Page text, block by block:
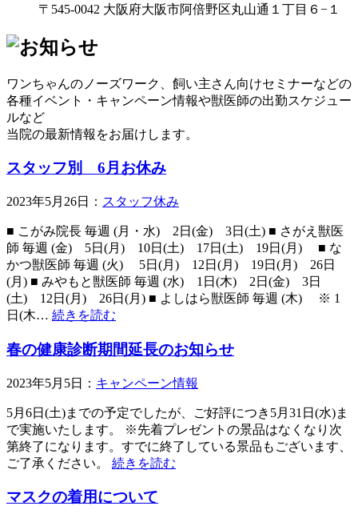
〒545-0042 大阪府大阪市阿倍野区丸山通１丁目６−１
ワンちゃんのノーズワーク、飼い主さん向けセミナーなどの
各種イベント・キャンペーン情報や獣医師の出勤スケジュー
ルなど
当院の最新情報をお届けします。
スタッフ別 6月お休み
2023年5月26日： スタッフ休み
■ こがみ院長 毎週 (月・水) 2日(金) 3日(土) ■ さがえ獣医
師 毎週 (金) 5日(月) 10日(土) 17日(土) 19日(月) ■ な
かつ獣医師 毎週 (火) 5日(月) 12日(月) 19日(月) 26日
(月) ■ みやもと獣医師 毎週 (水) 1日(木) 2日(金) 3日
(土) 12日(月) 26日(月) ■ よしはら獣医師 毎週 (木) ※ 1
日(木… 続きを読む
春の健康診断期間延長のお知らせ
2023年5月5日： キャンペーン情報
5月6日(土)までの予定でしたが、ご好評につき5月31日(水)ま
で実施いたします。 ※先着プレゼントの景品はなくなり次
第終了になります。すでに終了している景品もございます、
ご了承ください。 続きを読む
マスクの着用について